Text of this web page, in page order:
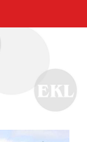
ry